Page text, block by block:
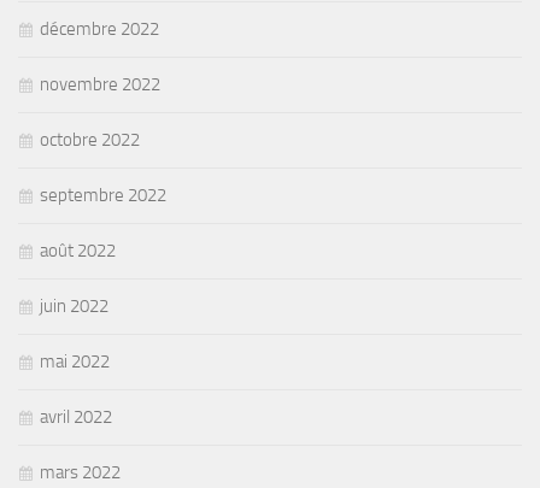
décembre 2022
novembre 2022
octobre 2022
septembre 2022
août 2022
juin 2022
mai 2022
avril 2022
mars 2022